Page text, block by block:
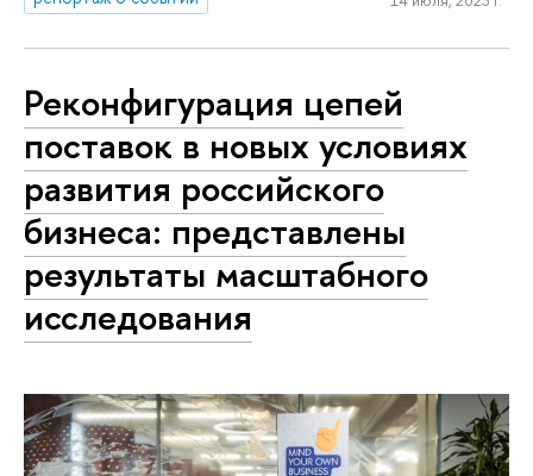
Реконфигурация цепей
поставок в новых условиях
развития российского
бизнеса: представлены
результаты масштабного
исследования